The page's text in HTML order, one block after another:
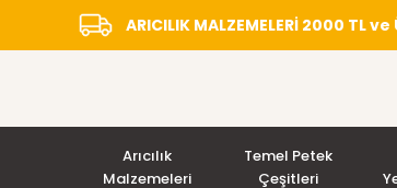
ARICILIK MALZEMELERİ 2000 TL ve
Arıcılık
Malzemeleri
Temel Petek
Çeşitleri